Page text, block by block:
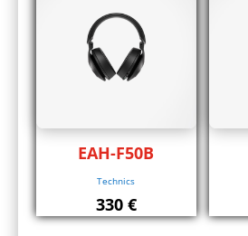
EAH-F50B
Technics
330 €